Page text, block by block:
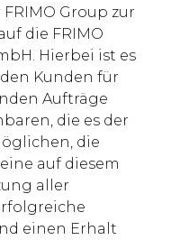
Group zur
die FRIMO
Hierbei ist es
Kunden für
Aufträge
die es der
die
auf diesem
aller
einen Erhalt